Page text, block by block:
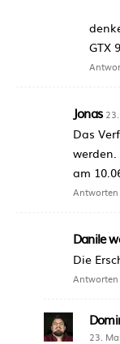
GTX
Jonas
Das
werden.
am
Antworten
Danile
Die
Antworten
23.